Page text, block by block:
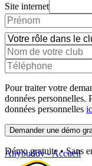
Site internet
Pour traiter votre
données personnelles.
données personnelles
Demander une démo
Démo gratuite • Sans
Anybuddy - Accueil